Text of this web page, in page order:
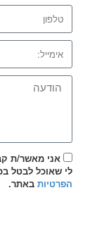
אני מאשר/ת
לי שאוכל לבטל
הפרטיות באתר.